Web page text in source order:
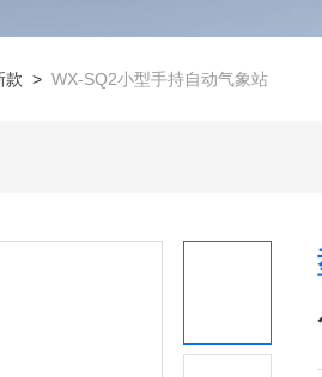
款 > WX-SQ2小型手持自动气象站